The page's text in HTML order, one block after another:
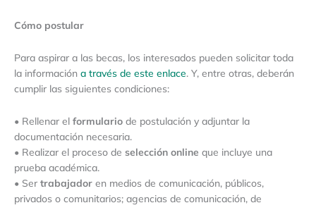
Cómo postular
Para aspirar a las becas, los interesados pueden solicitar toda
la información a través de este enlace. Y, entre otras, deberán
cumplir las siguientes condiciones:
• Rellenar el formulario de postulación y adjuntar la
documentación necesaria.
• Realizar el proceso de selección online que incluye una
prueba académica.
• Ser trabajador en medios de comunicación, públicos,
privados o comunitarios; agencias de comunicación, de